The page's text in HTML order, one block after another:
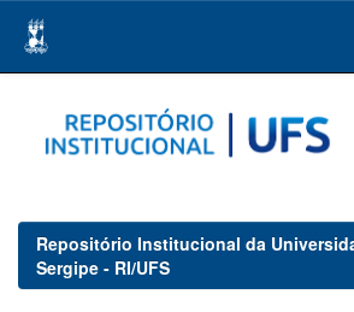
navigation
Repositório Institucional da
Sergipe - RI/UFS